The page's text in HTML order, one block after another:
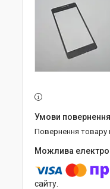
повернення
сайту.